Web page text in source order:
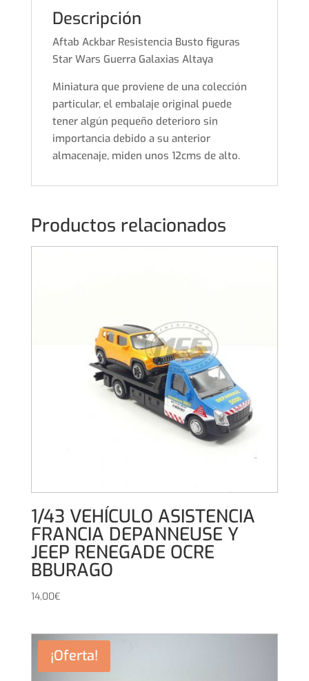
cantidadDescripción
Aftab Ackbar Resistencia Busto figuras
Star Wars Guerra Galaxias Altaya
Miniatura que proviene de una colección
particular, el embalaje original puede
tener algún pequeño deterioro sin
importancia debido a su anterior
almacenaje, miden unos 12cms de alto.
Productos relacionados
1/43 VEHÍCULO ASISTENCIA
FRANCIA DEPANNEUSE Y
JEEP RENEGADE OCRE
BBURAGO
14,00€
¡Oferta!